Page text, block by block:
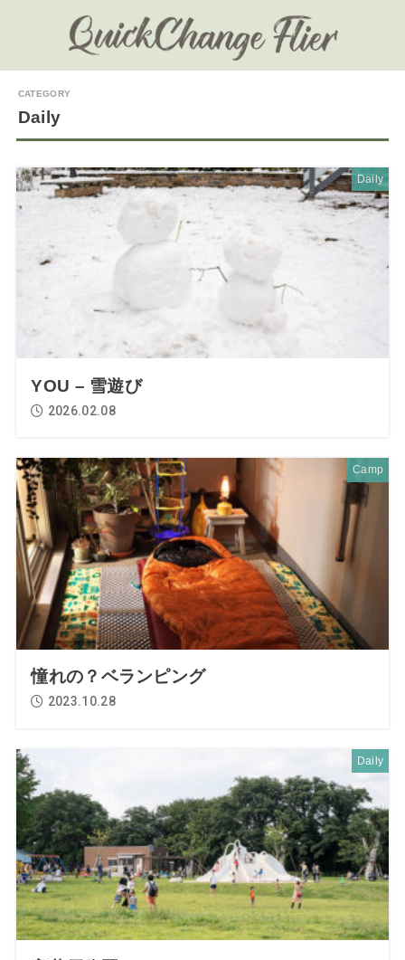
Daily
Daily
YOU – 雪遊び
2026.02.08
Camp
憧れの？ベランピング
2023.10.28
Daily